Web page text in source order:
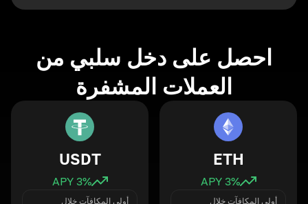
احصل على دخل سلبي من
العملات المشفرة
ETH
3% APY
أولى المكافآت خلال
USDT
3% APY
أولى المكافآت خلال